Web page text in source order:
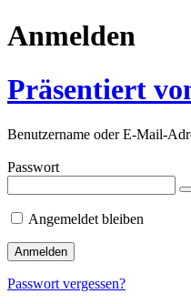
Anmelden
Präsentiert
Benutzername oder E-Mail-
Passwort
Angemeldet bleiben
Passwort vergessen?